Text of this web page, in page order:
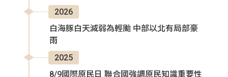
2026
白海豚白天減弱為輕颱 中部以北有局部豪
雨
2025
8/9國際原民日 聯合國強調原民知識重要性